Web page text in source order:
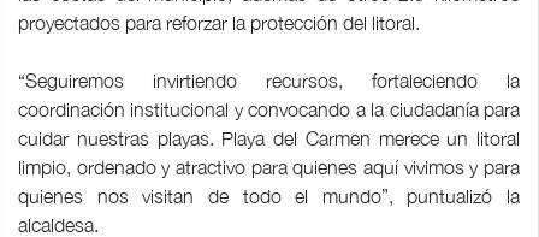
proyectados para reforzar la protección del litoral.
“Seguiremos invirtiendo recursos, fortaleciendo la
coordinación institucional y convocando a la ciudadanía para
cuidar nuestras playas. Playa del Carmen merece un litoral
limpio, ordenado y atractivo para quienes aquí vivimos y para
quienes nos visitan de todo el mundo”, puntualizó la
alcaldesa.